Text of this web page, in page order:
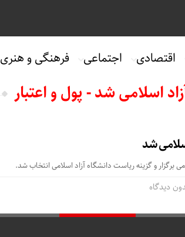
اقتصادی اجتماعی فرهنگی و هنری
اسلامی شد - پول و اعتبار
شد
برگزار و گزینه ریاست دانشگاه آزاد اسلامی انتخاب شد.
دیدگاه